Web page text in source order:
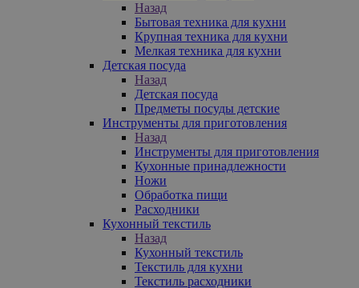
Назад
Бытовая техника для кухни
Крупная техника для кухни
Мелкая техника для кухни
Детская посуда
Назад
Детская посуда
Предметы посуды детские
Инструменты для приготовления
Назад
Инструменты для приготовления
Кухонные принадлежности
Ножи
Обработка пищи
Расходники
Кухонный текстиль
Назад
Кухонный текстиль
Текстиль для кухни
Текстиль расходники